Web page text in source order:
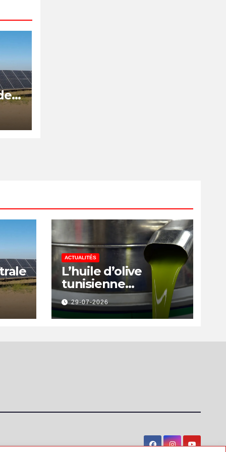
ACTUALITÉS
L’huile d’olive
tunisienne
préservée des
nouvelles surtaxes
américaines de
29-07-2026